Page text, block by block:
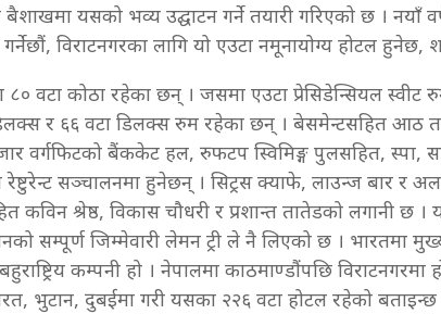
यसको भव्य उद्घाटन गर्ने तयारी गरिएको छ । नयाँ
गर्नेछौं, विराटनगरका लागि यो एउटा नमूनायोग्य होटल हुनेछ,
८० वटा कोठा रहेका छन् । जसमा एउटा प्रेसिडेन्सियल
र ६६ वटा डिलक्स रुम रहेका छन् । बेसमेन्टसहित आठ
वर्गफिटको बैंककेट हल, रुफटप स्विमिङ्ग पुलसहित, स्पा,
रेष्टुरेन्ट सञ्चालनमा हुनेछन् । सिट्रस क्याफे, लाउन्ज बार र
कविन श्रेष्ठ, विकास चौधरी र प्रशान्त तातेडको लगानी छ ।
सम्पूर्ण जिम्मेवारी लेमन ट्री ले नै लिएको छ । भारतमा
बहुराष्ट्रिय कम्पनी हो । नेपालमा काठमाण्डौंपछि
भुटान, दुबईमा गरी यसका २२६ वटा होटल रहेको बताइन्छ